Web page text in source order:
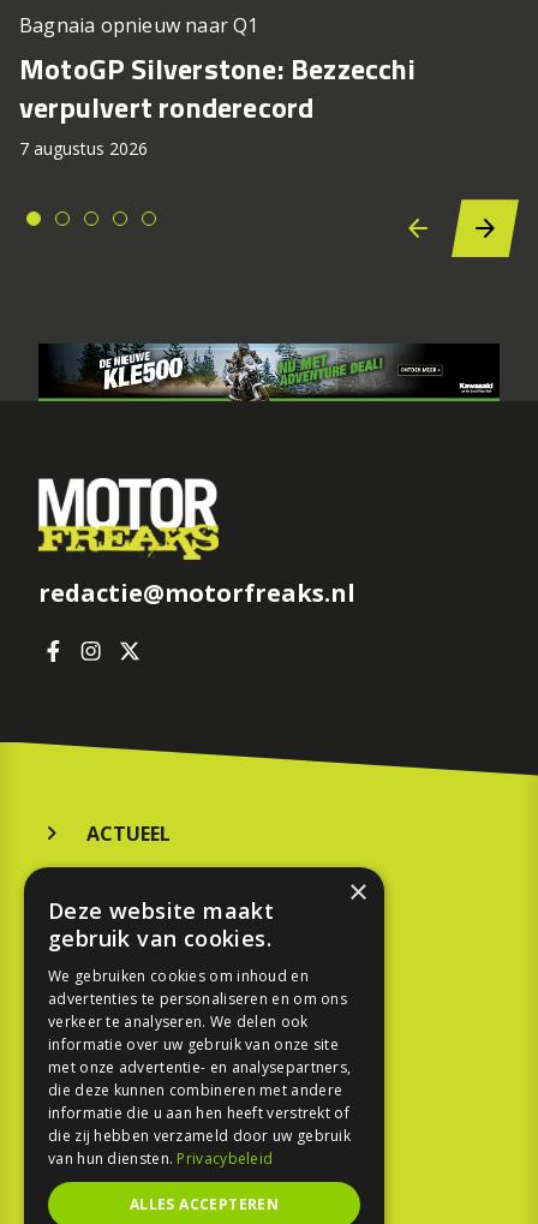
Bagnaia opnieuw naar Q1
MotoGP Silverstone: Bezzecchi
verpulvert ronderecord
7 augustus 2026
redactie@motorfreaks.nl
ACTUEEL
KOOPGIDS
TESTEN
SPORT
REPORTAGE
TOUREN
NIEUWSBRIEF
×
Deze website maakt
gebruik van cookies.
We gebruiken cookies om inhoud en
advertenties te personaliseren en om ons
verkeer te analyseren. We delen ook
informatie over uw gebruik van onze site
met onze advertentie- en analysepartners,
die deze kunnen combineren met andere
informatie die u aan hen heeft verstrekt of
die zij hebben verzameld door uw gebruik
van hun diensten. Privacybeleid
ALLES ACCEPTEREN